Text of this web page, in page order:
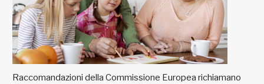
Raccomandazioni della Commissione Europea richiamano